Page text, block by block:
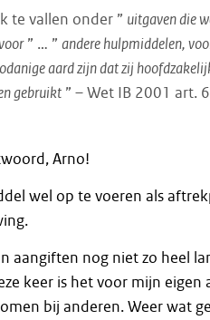
te vallen onder ” uitgaven die
” … ” andere hulpmiddelen,
aard zijn dat zij
gebruikt” – Wet IB 2001 art.
Arno!
wel op te voeren als
aangiften nog niet zo heel
keer is het voor mijn eigen
bij anderen. Weer wat